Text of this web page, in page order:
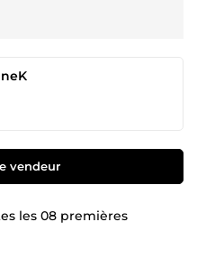
vendeur
les 08 premières